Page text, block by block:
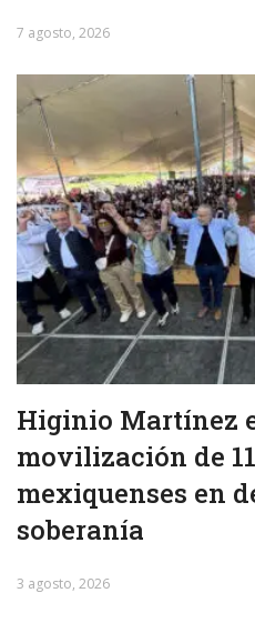
7 agosto, 2026
Higinio Martínez
movilización de
mexiquenses en
soberanía
3 agosto, 2026